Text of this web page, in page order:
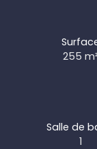
255m²
Salle de
1